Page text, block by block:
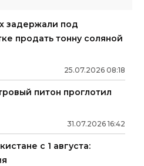
задержали под
продать тонну соляной
25.07.2026 08:18
питон проглотил
31.07.2026 16:42
с 1 августа: